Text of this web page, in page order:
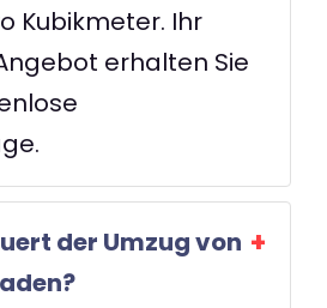
Kubikmeter. Ihr
erhalten Sie
der Umzug von